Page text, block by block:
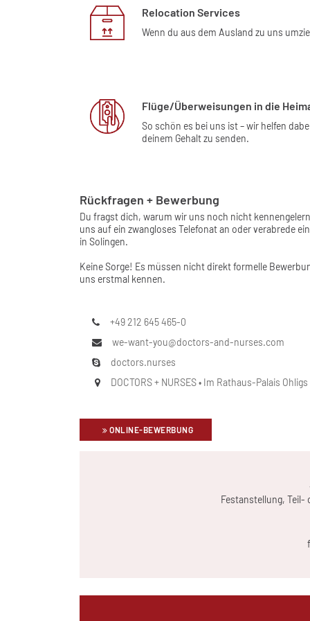
Relocation Services
Wenn du aus dem Ausland zu uns
Flüge/Überweisungen in die
So schön es bei uns ist – wir helfen
deinem Gehalt zu senden.
Rückfragen + Bewerbung
Du fragst dich, warum wir uns noch nicht
uns auf ein zwangloses Telefonat an oder verabrede
in Solingen.
Keine Sorge! Es müssen nicht direkt formelle
uns erstmal kennen.
+49 212 645 465-0
we-want-you@doctors-and-nurses.com
doctors.nurses
DOCTORS + NURSES • Im Rathaus-Palais
ONLINE-BEWERBUNG
Festanstellung, Teil-